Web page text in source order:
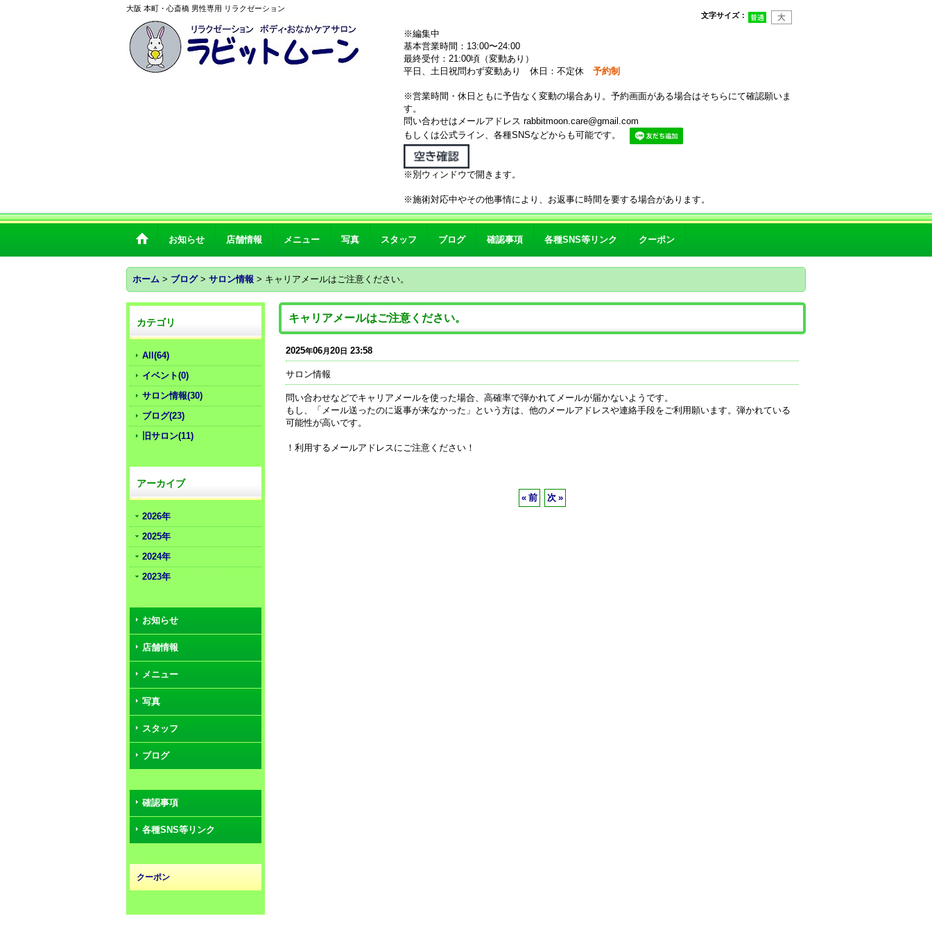
大阪 本町・心斎橋 男性専用 リラクゼーション
文字サイズ：
※編集中
基本営業時間：13:00〜24:00
最終受付：21:00頃（変動あり）
平日、土日祝問わず変動あり 休日：不定休 予約制
※営業時間・休日ともに予告なく変動の場合あり。予約画面がある場合はそちらにて確認願いま
す。
問い合わせはメールアドレス rabbitmoon.care@gmail.com
もしくは公式ライン、各種SNSなどからも可能です。
※別ウィンドウで開きます。
※施術対応中やその他事情により、お返事に時間を要する場合があります。
お知らせ 店舗情報 メニュー 写真 スタッフ ブログ 確認事項 各種SNS等リンク クーポン
ホーム > ブログ > サロン情報 > キャリアメールはご注意ください。
カテゴリ
All(64)
イベント(0)
サロン情報(30)
ブログ(23)
旧サロン(11)
アーカイブ
2026年
2025年
2024年
2023年
お知らせ
店舗情報
メニュー
写真
スタッフ
ブログ
確認事項
各種SNS等リンク
クーポン
キャリアメールはご注意ください。
2025年06月20日 23:58
サロン情報
問い合わせなどでキャリアメールを使った場合、高確率で弾かれてメールが届かないようです。
もし、「メール送ったのに返事が来なかった」という方は、他のメールアドレスや連絡手段をご利用願います。弾かれている
可能性が高いです。
！利用するメールアドレスにご注意ください！
« 前 次 »